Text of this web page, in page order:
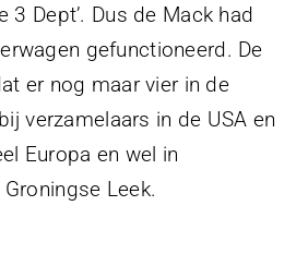
3 Dept’. Dus de Mack had
gefunctioneerd. De
er nog maar vier in de
verzamelaars in de USA en
Europa en wel in
Leek.